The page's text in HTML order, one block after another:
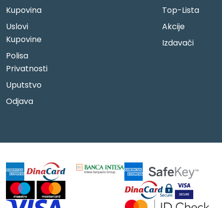
Kupovina
Uslovi
Kupovine
Polisa
Privatnosti
Uputstvo
Odjava
Top-Lista
Akcije
Izdavači